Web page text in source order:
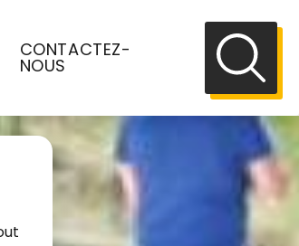
CONTACTEZ-
NOUS